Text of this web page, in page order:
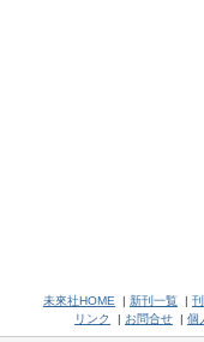
未來社HOME | 新刊一覧 |
リンク
| お問合せ | 個